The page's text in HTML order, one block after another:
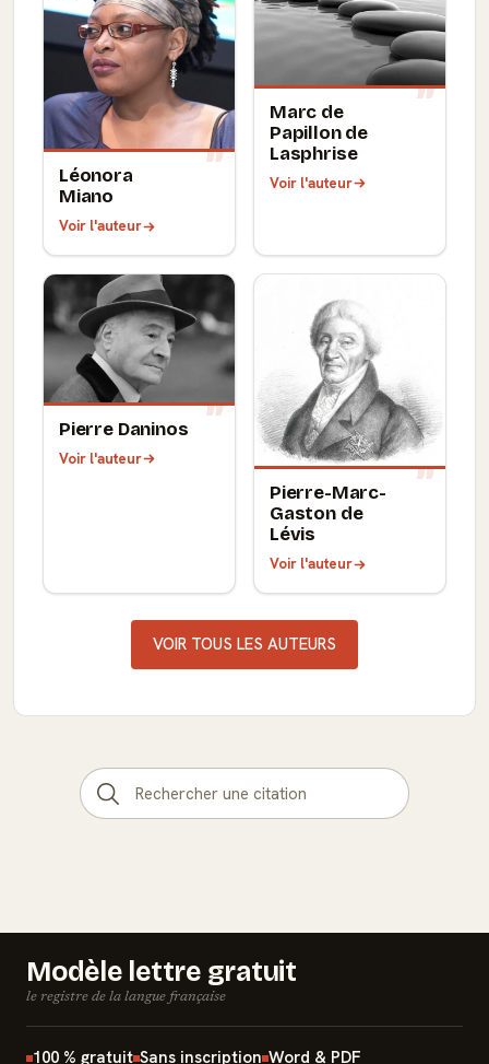
Léonora
Miano
Voir l'auteur
Marc de
Papillon de
Lasphrise
Voir l'auteur
Pierre Daninos
Voir l'auteur
Pierre-Marc-
Gaston de
Lévis
Voir l'auteur
VOIR TOUS LES AUTEURS
Modèle lettre gratuit
le registre de la langue française
100 % gratuit Sans inscription Word & PDF